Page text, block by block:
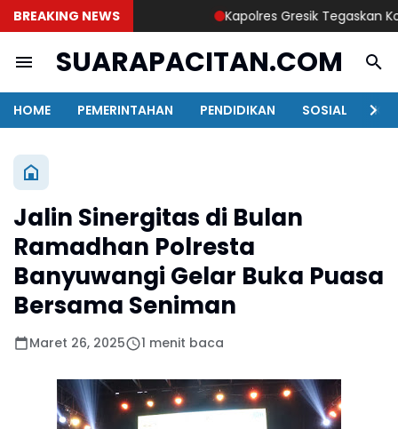
BREAKING NEWS Kapolres Gresik Tegaskan
SUARAPACITAN.COM
HOME PEMERINTAHAN PENDIDIKAN SOSIAL
Jalin Sinergitas di Bulan
Ramadhan Polresta
Banyuwangi Gelar Buka Puasa
Bersama Seniman
Maret 26, 2025 1 menit baca